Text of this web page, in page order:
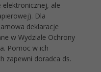
elektronicznej, ale
Dla
deklaracje
w Wydziale Ochrony
Pomoc w ich
zapewni doradca ds.